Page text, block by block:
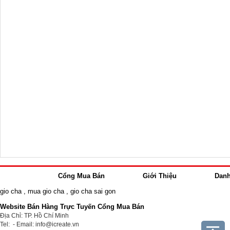
Cổng Mua Bán Giới Thiệu
gio cha
mua gio cha
gio cha sai gon
Website Bán Hàng Trực Tuyến Cổng Mua Bán
Địa Chỉ: TP. Hồ Chí Minh
Tel: - Email: info@icreate.vn